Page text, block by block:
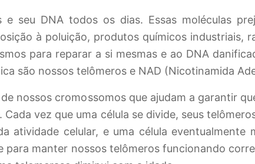
e seu DNA todos os dias. Essas moléculas
à poluição, produtos químicos industriais,
para reparar a si mesmas e ao DNA
são nossos telômeros e NAD (Nicotinamida
nossos cromossomos que ajudam a garantir
vez que uma célula se divide, seus
atividade celular, e uma célula eventualmente
para manter nossos telômeros funcionando